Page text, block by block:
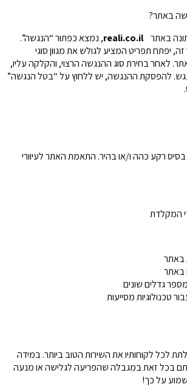
באתר?
באתר reali.co.il
, נמצא כפתור “הנגשה”.
יפתח תפריט המציע לגולש את מגוון סוגי
לאחר בחירת סוג ההנגשה הרצוי, והקלקה עליו,
להפסקת ההנגשה, יש ללחוץ על “בטל הנגשה”
בסיס רקע כהה ו/או בהיר. התאמת האתר לעיוורי
המקלדת
באתר
באתר
גדלים שונים
טכנולוגיות מסייעות
לכל לקוחותיו את השירות הטוב ביותר. במידה
בכל זאת במגבלה שהפריעה לגלישה או מנעה
על כך!